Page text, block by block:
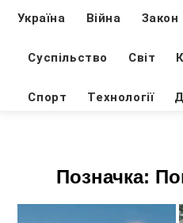
Україна Війна Закон
Суспільство Світ
Спорт Технології
Позначка: